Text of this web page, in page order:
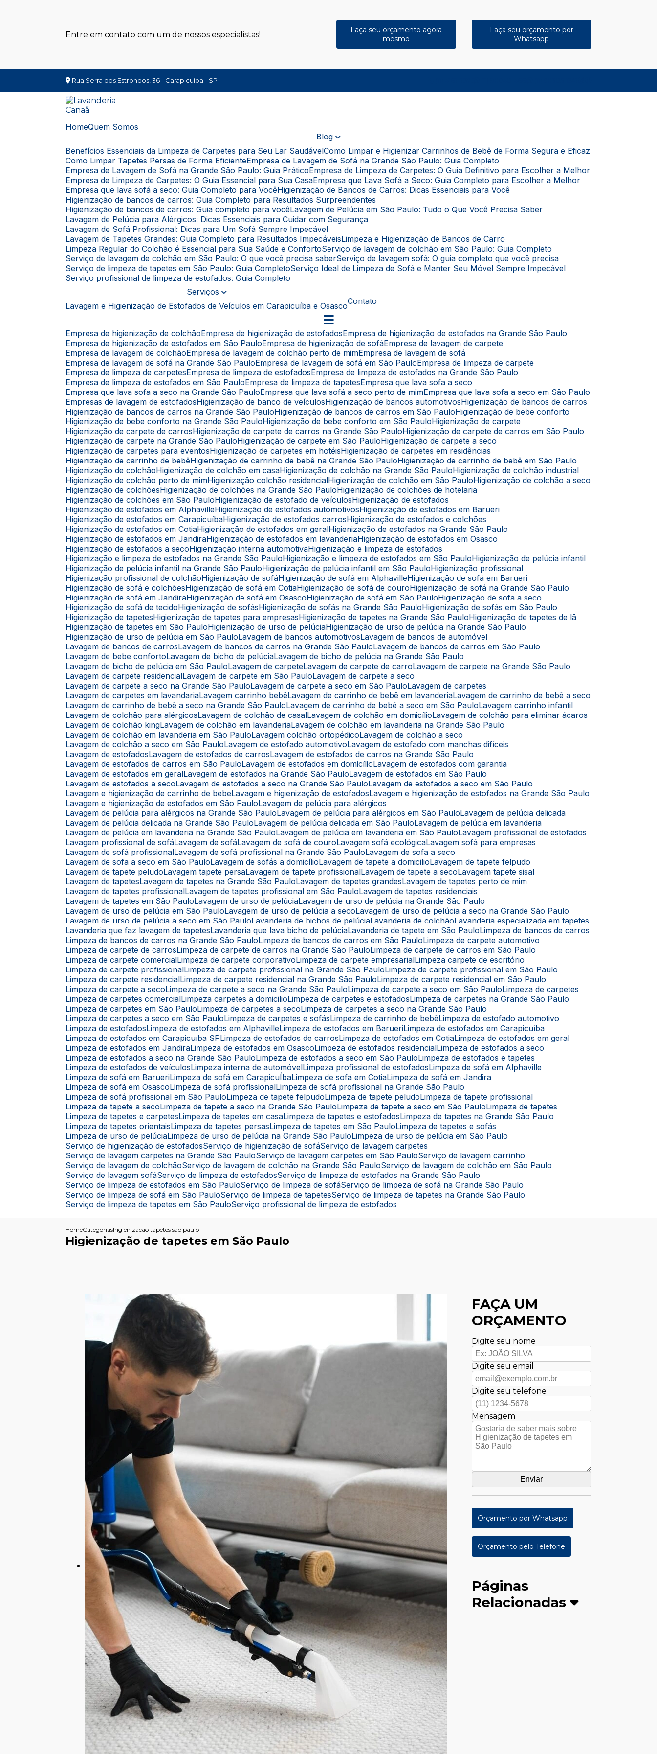
Entre em contato com um de nossos especialistas!
Faça seu orçamento agora
mesmo
Faça seu orçamento por
Whatsapp
Rua Serra dos Estrondos, 36 - Carapicuíba - SP
Home
Quem Somos
Blog
Benefícios Essenciais da Limpeza de Carpetes para Seu Lar Saudável Como Limpar e Higienizar Carrinhos de Bebê de Forma Segura e Eficaz
Como Limpar Tapetes Persas de Forma Eficiente Empresa de Lavagem de Sofá na Grande São Paulo: Guia Completo
Empresa de Lavagem de Sofá na Grande São Paulo: Guia Prático Empresa de Limpeza de Carpetes: O Guia Definitivo para Escolher a Melhor
Empresa de Limpeza de Carpetes: O Guia Essencial para Sua Casa Empresa que Lava Sofá a Seco: Guia Completo para Escolher a Melhor
Empresa que lava sofá a seco: Guia Completo para Você
Higienização de Bancos de Carros: Dicas Essenciais para Você
Higienização de bancos de carros: Guia Completo para Resultados Surpreendentes
Higienização de bancos de carros: Guia completo para você Lavagem de Pelúcia em São Paulo: Tudo o Que Você Precisa Saber
Lavagem de Pelúcia para Alérgicos: Dicas Essenciais para Cuidar com Segurança
Lavagem de Sofá Profissional: Dicas para Um Sofá Sempre Impecável
Lavagem de Tapetes Grandes: Guia Completo para Resultados Impecáveis Limpeza e Higienização de Bancos de Carro
Limpeza Regular do Colchão é Essencial para Sua Saúde e Conforto
Serviço de lavagem de colchão em São Paulo: Guia Completo
Serviço de lavagem de colchão em São Paulo: O que você precisa saber Serviço de lavagem sofá: O guia completo que você precisa
Serviço de limpeza de tapetes em São Paulo: Guia Completo
Serviço Ideal de Limpeza de Sofá e Manter Seu Móvel Sempre Impecável
Serviço profissional de limpeza de estofados: Guia Completo
Serviços
Lavagem e Higienização de Estofados de Veículos em Carapicuíba e Osasco
Contato
Empresa de higienização de colchão Empresa de higienização de estofados Empresa de higienização de estofados na Grande São Paulo
Empresa de higienização de estofados em São Paulo Empresa de higienização de sofá Empresa de lavagem de carpete
Empresa de lavagem de colchão Empresa de lavagem de colchão perto de mim Empresa de lavagem de sofá
Empresa de lavagem de sofá na Grande São Paulo Empresa de lavagem de sofá em São Paulo Empresa de limpeza de carpete
Empresa de limpeza de carpetes Empresa de limpeza de estofados Empresa de limpeza de estofados na Grande São Paulo
Empresa de limpeza de estofados em São Paulo Empresa de limpeza de tapetes Empresa que lava sofa a seco
Empresa que lava sofa a seco na Grande São Paulo Empresa que lava sofá a seco perto de mim Empresa que lava sofa a seco em São Paulo
Empresas de lavagem de estofados
Higienização de banco de veículos Higienização de bancos automotivos
Higienização de bancos de carros
Higienização de bancos de carros na Grande São Paulo
Higienização de bancos de carros em São Paulo
Higienização de bebe conforto
Higienização de bebe conforto na Grande São Paulo
Higienização de bebe conforto em São Paulo
Higienização de carpete
Higienização de carpete de carros
Higienização de carpete de carros na Grande São Paulo
Higienização de carpete de carros em São Paulo
Higienização de carpete na Grande São Paulo
Higienização de carpete em São Paulo
Higienização de carpete a seco
Higienização de carpetes para eventos
Higienização de carpetes em hotéis
Higienização de carpetes em residências
Higienização de carrinho de bebê
Higienização de carrinho de bebê na Grande São Paulo
Higienização de carrinho de bebê em São Paulo
Higienização de colchão
Higienização de colchão em casa Higienização de colchão na Grande São Paulo
Higienização de colchão industrial
Higienização de colchão perto de mim
Higienização colchão residencial Higienização de colchão em São Paulo
Higienização de colchão a seco
Higienização de colchões
Higienização de colchões na Grande São Paulo
Higienização de colchões de hotelaria
Higienização de colchões em São Paulo
Higienização de estofado de veículos
Higienização de estofados
Higienização de estofados em Alphaville
Higienização de estofados automotivos
Higienização de estofados em Barueri
Higienização de estofados em Carapicuíba
Higienização de estofados carros
Higienização de estofados e colchões
Higienização de estofados em Cotia
Higienização de estofados em geral
Higienização de estofados na Grande São Paulo
Higienização de estofados em Jandira
Higienização de estofados em lavanderia
Higienização de estofados em Osasco
Higienização de estofados a seco
Higienização interna automotiva
Higienização e limpeza de estofados
Higienização e limpeza de estofados na Grande São Paulo
Higienização e limpeza de estofados em São Paulo
Higienização de pelúcia infantil
Higienização de pelúcia infantil na Grande São Paulo
Higienização de pelúcia infantil em São Paulo
Higienização profissional
Higienização profissional de colchão
Higienização de sofá Higienização de sofá em Alphaville
Higienização de sofá em Barueri
Higienização de sofá e colchões
Higienização de sofá em Cotia Higienização de sofá de couro
Higienização de sofá na Grande São Paulo
Higienização de sofá em Jandira
Higienização de sofá em Osasco Higienização de sofá em São Paulo
Higienização de sofa a seco
Higienização de sofá de tecido
Higienização de sofás Higienização de sofás na Grande São Paulo
Higienização de sofás em São Paulo
Higienização de tapetes
Higienização de tapetes para empresas Higienização de tapetes na Grande São Paulo
Higienização de tapetes de lã
Higienização de tapetes em São Paulo
Higienização de urso de pelúcia
Higienização de urso de pelúcia na Grande São Paulo
Higienização de urso de pelúcia em São Paulo Lavagem de bancos automotivos Lavagem de bancos de automóvel
Lavagem de bancos de carros Lavagem de bancos de carros na Grande São Paulo Lavagem de bancos de carros em São Paulo
Lavagem de bebe conforto Lavagem de bicho de pelúcia Lavagem de bicho de pelúcia na Grande São Paulo
Lavagem de bicho de pelúcia em São Paulo Lavagem de carpete Lavagem de carpete de carro Lavagem de carpete na Grande São Paulo
Lavagem de carpete residencial Lavagem de carpete em São Paulo Lavagem de carpete a seco
Lavagem de carpete a seco na Grande São Paulo Lavagem de carpete a seco em São Paulo Lavagem de carpetes
Lavagem de carpetes em lavandaria Lavagem carrinho bebê Lavagem de carrinho de bebê em lavanderia Lavagem de carrinho de bebê a seco
Lavagem de carrinho de bebê a seco na Grande São Paulo Lavagem de carrinho de bebê a seco em São Paulo Lavagem carrinho infantil
Lavagem de colchão para alérgicos Lavagem de colchão de casal Lavagem de colchão em domicílio Lavagem de colchão para eliminar ácaros
Lavagem de colchão king Lavagem de colchão em lavanderia Lavagem de colchão em lavanderia na Grande São Paulo
Lavagem de colchão em lavanderia em São Paulo Lavagem colchão ortopédico Lavagem de colchão a seco
Lavagem de colchão a seco em São Paulo Lavagem de estofado automotivo Lavagem de estofado com manchas difíceis
Lavagem de estofados Lavagem de estofados de carros Lavagem de estofados de carros na Grande São Paulo
Lavagem de estofados de carros em São Paulo Lavagem de estofados em domicílio Lavagem de estofados com garantia
Lavagem de estofados em geral Lavagem de estofados na Grande São Paulo Lavagem de estofados em São Paulo
Lavagem de estofados a seco Lavagem de estofados a seco na Grande São Paulo Lavagem de estofados a seco em São Paulo
Lavagem e higienização de carrinho de bebe Lavagem e higienização de estofados Lavagem e higienização de estofados na Grande São Paulo
Lavagem e higienização de estofados em São Paulo Lavagem de pelúcia para alérgicos
Lavagem de pelúcia para alérgicos na Grande São Paulo Lavagem de pelúcia para alérgicos em São Paulo Lavagem de pelúcia delicada
Lavagem de pelúcia delicada na Grande São Paulo Lavagem de pelúcia delicada em São Paulo Lavagem de pelúcia em lavanderia
Lavagem de pelúcia em lavanderia na Grande São Paulo Lavagem de pelúcia em lavanderia em São Paulo Lavagem profissional de estofados
Lavagem profissional de sofá Lavagem de sofá Lavagem de sofá de couro Lavagem sofá ecológica Lavagem sofá para empresas
Lavagem de sofá profissional Lavagem de sofá profissional na Grande São Paulo Lavagem de sofa a seco
Lavagem de sofa a seco em São Paulo Lavagem de sofás a domicílio Lavagem de tapete a domicilio Lavagem de tapete felpudo
Lavagem de tapete peludo Lavagem tapete persa Lavagem de tapete profissional Lavagem de tapete a seco Lavagem tapete sisal
Lavagem de tapetes Lavagem de tapetes na Grande São Paulo Lavagem de tapetes grandes Lavagem de tapetes perto de mim
Lavagem de tapetes profissional Lavagem de tapetes profissional em São Paulo Lavagem de tapetes residenciais
Lavagem de tapetes em São Paulo Lavagem de urso de pelúcia Lavagem de urso de pelúcia na Grande São Paulo
Lavagem de urso de pelúcia em São Paulo Lavagem de urso de pelúcia a seco Lavagem de urso de pelúcia a seco na Grande São Paulo
Lavagem de urso de pelúcia a seco em São Paulo Lavanderia de bichos de pelúcia Lavanderia de colchão Lavanderia especializada em tapetes
Lavanderia que faz lavagem de tapetes Lavanderia que lava bicho de pelúcia Lavanderia de tapete em São Paulo Limpeza de bancos de carros
Limpeza de bancos de carros na Grande São Paulo Limpeza de bancos de carros em São Paulo Limpeza de carpete automotivo
Limpeza de carpete de carros Limpeza de carpete de carros na Grande São Paulo Limpeza de carpete de carros em São Paulo
Limpeza de carpete comercial Limpeza de carpete corporativo Limpeza de carpete empresarial Limpeza carpete de escritório
Limpeza de carpete profissional Limpeza de carpete profissional na Grande São Paulo Limpeza de carpete profissional em São Paulo
Limpeza de carpete residencial Limpeza de carpete residencial na Grande São Paulo Limpeza de carpete residencial em São Paulo
Limpeza de carpete a seco Limpeza de carpete a seco na Grande São Paulo Limpeza de carpete a seco em São Paulo Limpeza de carpetes
Limpeza de carpetes comercial Limpeza carpetes a domicilio Limpeza de carpetes e estofados Limpeza de carpetes na Grande São Paulo
Limpeza de carpetes em São Paulo Limpeza de carpetes a seco Limpeza de carpetes a seco na Grande São Paulo
Limpeza de carpetes a seco em São Paulo Limpeza de carpetes e sofás Limpeza de carrinho de bebê Limpeza de estofado automotivo
Limpeza de estofados Limpeza de estofados em Alphaville Limpeza de estofados em Barueri Limpeza de estofados em Carapicuíba
Limpeza de estofados em Carapicuíba SP Limpeza de estofados de carros Limpeza de estofados em Cotia Limpeza de estofados em geral
Limpeza de estofados em Jandira Limpeza de estofados em Osasco Limpeza de estofados residencial Limpeza de estofados a seco
Limpeza de estofados a seco na Grande São Paulo Limpeza de estofados a seco em São Paulo Limpeza de estofados e tapetes
Limpeza de estofados de veículos Limpeza interna de automóvel Limpeza profissional de estofados Limpeza de sofá em Alphaville
Limpeza de sofá em Barueri Limpeza de sofá em CarapicuÍba Limpeza de sofá em Cotia Limpeza de sofá em Jandira
Limpeza de sofá em Osasco Limpeza de sofá profissional Limpeza de sofá profissional na Grande São Paulo
Limpeza de sofá profissional em São Paulo Limpeza de tapete felpudo Limpeza de tapete peludo Limpeza de tapete profissional
Limpeza de tapete a seco Limpeza de tapete a seco na Grande São Paulo Limpeza de tapete a seco em São Paulo Limpeza de tapetes
Limpeza de tapetes e carpetes Limpeza de tapetes em casa Limpeza de tapetes e estofados Limpeza de tapetes na Grande São Paulo
Limpeza de tapetes orientais Limpeza de tapetes persas Limpeza de tapetes em São Paulo Limpeza de tapetes e sofás
Limpeza de urso de pelúcia Limpeza de urso de pelúcia na Grande São Paulo Limpeza de urso de pelúcia em São Paulo
Serviço de higienização de estofados
Serviço de higienização de sofá Serviço de lavagem carpetes
Serviço de lavagem carpetes na Grande São Paulo
Serviço de lavagem carpetes em São Paulo
Serviço de lavagem carrinho
Serviço de lavagem de colchão
Serviço de lavagem de colchão na Grande São Paulo
Serviço de lavagem de colchão em São Paulo
Serviço de lavagem sofá Serviço de limpeza de estofados
Serviço de limpeza de estofados na Grande São Paulo
Serviço de limpeza de estofados em São Paulo
Serviço de limpeza de sofá Serviço de limpeza de sofá na Grande São Paulo
Serviço de limpeza de sofá em São Paulo
Serviço de limpeza de tapetes
Serviço de limpeza de tapetes na Grande São Paulo
Serviço de limpeza de tapetes em São Paulo
Serviço profissional de limpeza de estofados
HomeCategoriashigienizacao tapetes sao paulo
Higienização de tapetes em São Paulo
FAÇA UM
ORÇAMENTO
Digite seu nome
Digite seu email
Digite seu telefone
Mensagem
Orçamento por Whatsapp
Orçamento pelo Telefone
Páginas
Relacionadas